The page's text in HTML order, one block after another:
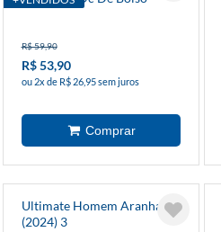
R$ 59,90
R$ 53,90
ou 2x de R$ 26,95 sem juros
Ultimate Homem Aranha
(2024) 3